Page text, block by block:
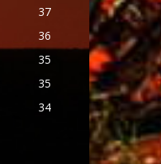
37
36
35
35
34